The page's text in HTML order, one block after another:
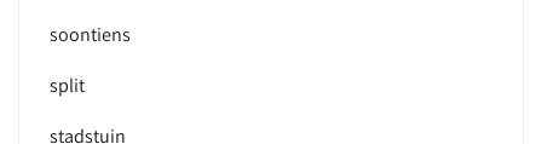
soontiens
split
stadstuin